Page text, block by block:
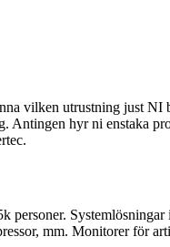
vilken utrustning just NI
Antingen hyr ni enstaka
personer.
mm. Monitorer för